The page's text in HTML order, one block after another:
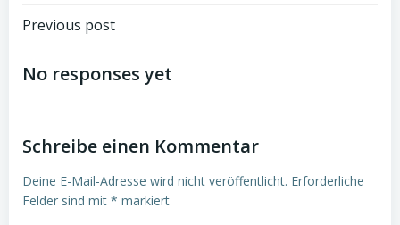
Post
navigation
Previous post
No responses yet
Schreibe einen Kommentar
Deine E-Mail-Adresse wird nicht veröffentlicht. Erforderliche
Felder sind mit * markiert